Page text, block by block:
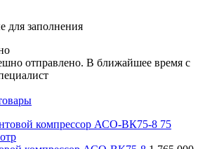
для заполнения
отправлено. В ближайшее время с